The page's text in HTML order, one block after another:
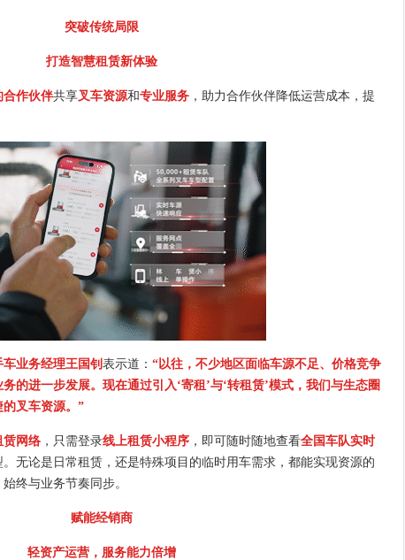
突破传统局限
打造智慧租赁新体验
合作伙伴共享叉车资源和专业服务 ，助力合作伙伴降低运营成本，提
业务经理王国钊 表示道： “以往，不少地区面临车源不足、价格竞争
的进一步发展。现在通过引入‘寄租’与‘转租赁’模式，我们与生态圈
叉车资源。”
赁网络 ，只需登录线上租赁小程序 ，即可随时随地查看全国车队实时
。无论是日常租赁，还是特殊项目的临时用车需求，都能实现资源的
终与业务节奏同步。
赋能经销商
轻资产运营，服务能力倍增